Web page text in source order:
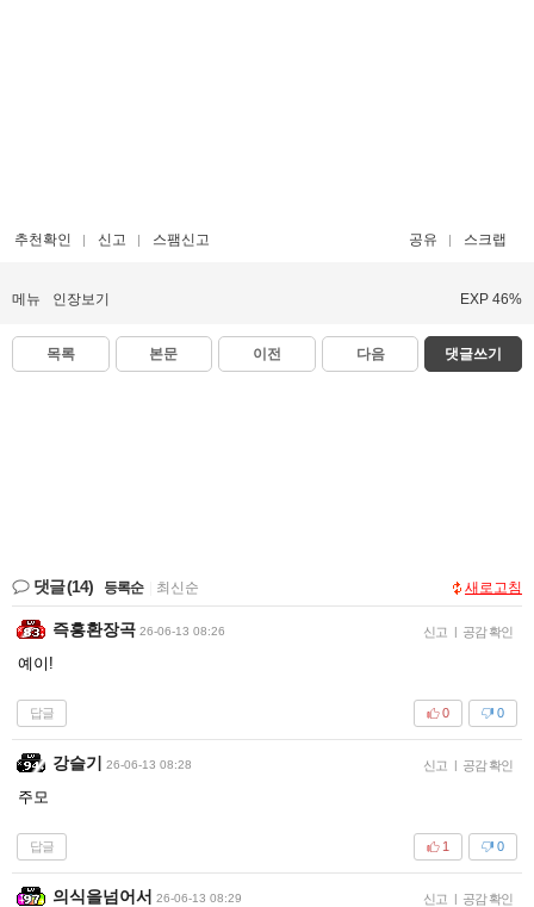
추천확인 신고 스팸신고 공유 스크랩
메뉴 인장보기 EXP 46%
목록 본문 이전 다음 댓글쓰기
댓글(14) 등록순 최신순 새로고침
즉흥환장곡 26-06-13 08:26 신고 | 공감 확인
예이!
답글 0
0
강슬기 26-06-13 08:28 신고 | 공감 확인
주모
답글 0
1
의식을넘어서 26-06-13 08:29 신고 | 공감 확인